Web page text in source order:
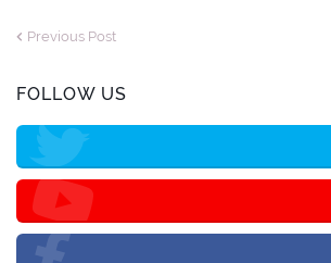
Previous Post
FOLLOW US